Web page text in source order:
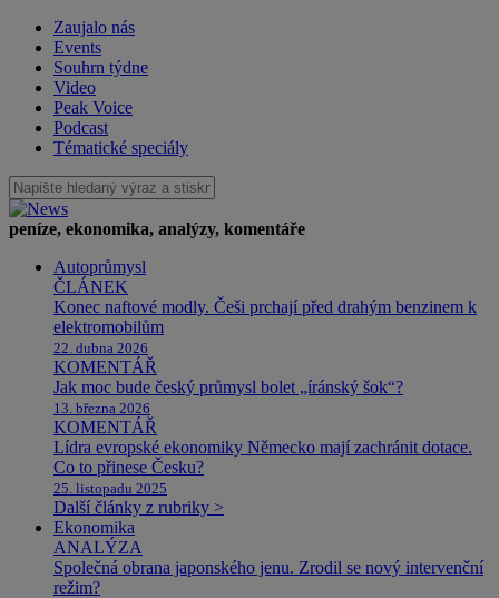
Zaujalo nás
Events
Souhrn týdne
Video
Peak Voice
Podcast
Tématické speciály
peníze, ekonomika, analýzy, komentáře
Autoprůmysl
ČLÁNEK
Konec naftové modly. Češi prchají před drahým benzinem k
elektromobilům
22. dubna 2026
KOMENTÁŘ
Jak moc bude český průmysl bolet „íránský šok“?
13. března 2026
KOMENTÁŘ
Lídra evropské ekonomiky Německo mají zachránit dotace.
Co to přinese Česku?
25. listopadu 2025
Další články z rubriky >
Ekonomika
ANALÝZA
Společná obrana japonského jenu. Zrodil se nový intervenční
režim?